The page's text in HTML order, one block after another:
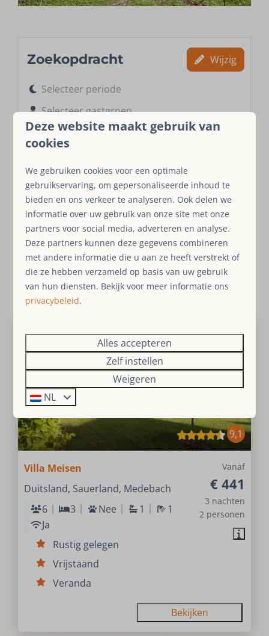
Zoekopdracht Wijzig
Selecteer periode
Selecteer gastgroep
Medebach
Sorteren op: Prijs laag - hoog
Resultaten (3)
9,1
Vanaf
€ 441
3 nachten
2 personen
Villa Meisen
Duitsland, Sauerland, Medebach
6
3 Nee 1
1
Ja
Rustig gelegen
Vrijstaand
Veranda
Bekijken
Deze website maakt gebruik van
cookies
We gebruiken cookies voor een optimale
gebruikservaring, om gepersonaliseerde inhoud te
bieden en ons verkeer te analyseren. Ook delen we
informatie over uw gebruik van onze site met onze
partners voor social media, adverteren en analyse.
Deze partners kunnen deze gegevens combineren
met andere informatie die u aan ze heeft verstrekt of
die ze hebben verzameld op basis van uw gebruik
van hun diensten. Bekijk voor meer informatie ons
privacybeleid.
Alles accepteren
Zelf instellen
Weigeren
NL